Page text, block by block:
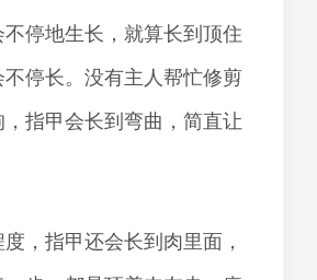
停地生长，就算长到顶住
停长。没有主人帮忙修剪
指甲会长到弯曲，简直让
，指甲还会长到肉里面，